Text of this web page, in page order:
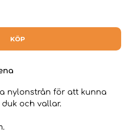
KÖP
nylonstrån för att kunna
och vallar.